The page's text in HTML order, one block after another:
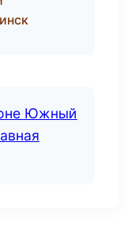
Южный